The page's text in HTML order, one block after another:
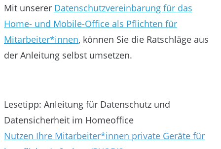
Mit unserer Datenschutzvereinbarung für das
Home- und Mobile-Office als Pflichten für
Mitarbeiter*innen, können Sie die Ratschläge aus
der Anleitung selbst umsetzen.
Lesetipp: Anleitung für Datenschutz und
Datensicherheit im Homeoffice
Beitragsnavigation
Nutzen Ihre Mitarbeiter*innen private Geräte für